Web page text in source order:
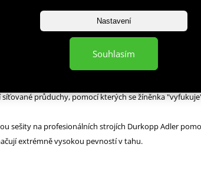
Nastavení
Souhlasím
Z tohoto materiálu se vyrábějí produkty, které
boxovací pytle, profesionální stany, horolezecké a
pěna vynikající kvality s tuhostí t40. Jedná se o
komfortní, měkký podklad.
ochranu, tuhost a tvarovou stálost žíněnky po
síťované průduchy, pomocí kterých se žíněnka
sešity na profesionálních strojích Durkopp Adler
extrémně vysokou pevností v tahu.